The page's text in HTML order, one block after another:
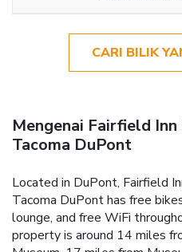
CARI BILIK
Mengenai Fairfield
Tacoma DuPont
Located in DuPont, Fairfield
Tacoma DuPont has free
lounge, and free WiFi
property is around 14 miles